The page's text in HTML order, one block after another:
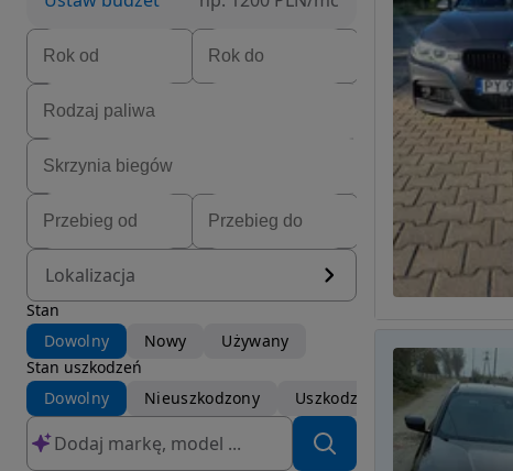
Lokalizacja
Stan
Dowolny
Nowy
Używany
Stan uszkodzeń
Dowolny
Nieuszkodzony Uszkodzony